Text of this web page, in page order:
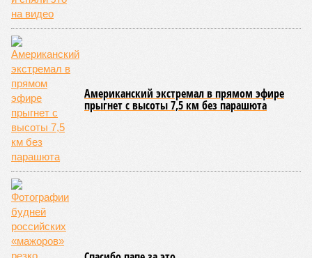
мобилизации подрядчиков. При том, что до «декабря 2026»
осталось менее полугода.
Если в «Сказочном лесу» техзаказчик публично
отчитывался о поэтапной готовности – 90%, затем 97%, с
конкретными инженерными работами (усиление
монолитных конструкций, устранение проектных ошибок) –
то по «Станции Л» подобной публичной отчётности
дольщики не видят. Ни Capital Group, ни кураторы
строительства не подтверждают ни соблюдения графика
строительства, ни объёма фактически выполненных работ.
Напрашивается закономерный вопрос: если
декларируемая «Capital Group модель (достраивать
проблемные объекты SSD») сработала на
Лосиноостровской, почему она не масштабируется на
Люблино? И означает ли отсутствие техники на площадке,